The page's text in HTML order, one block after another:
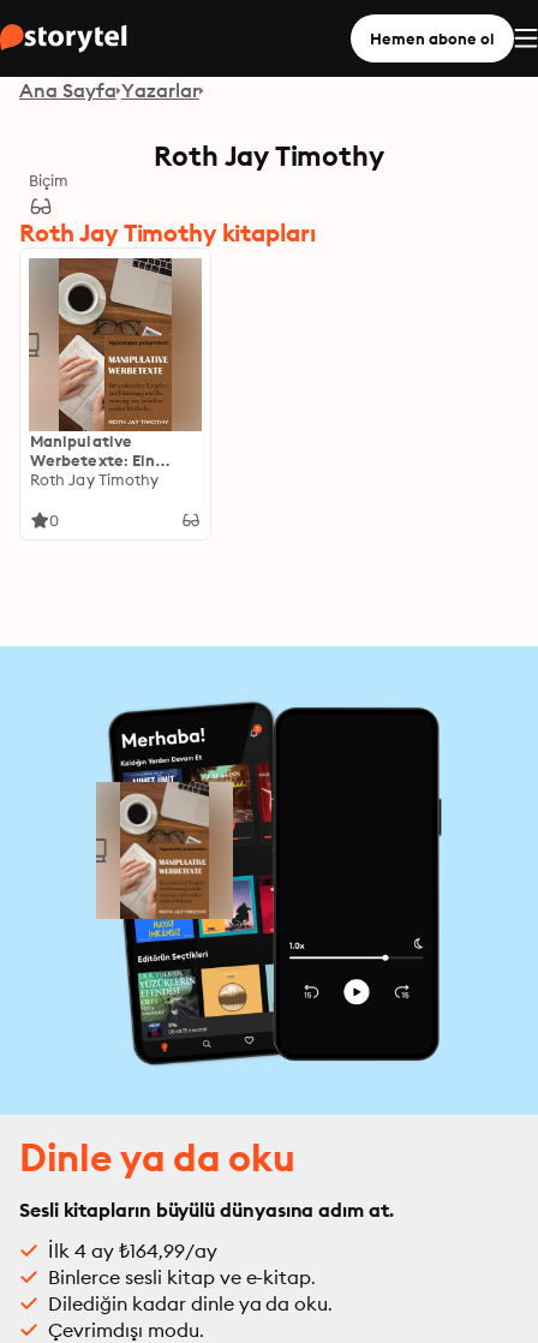
Hemen abone ol
Ana Sayfa Yazarlar
Roth Jay Timothy
Biçim
Roth Jay Timothy kitapları
Manipulative
Werbetexte: Ein
praktischer Ratgeber
Benennung von
Roth Jay Timothy
0
Dinle ya da oku
Sesli kitapların büyülü dünyasına adım at.
İlk 4 ay ₺164,99/ay
Binlerce sesli kitap ve e-kitap.
Dilediğin kadar dinle ya da oku.
Çevrimdışı modu.